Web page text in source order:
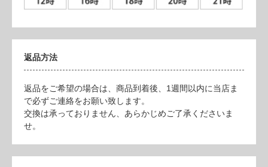
返品方法
返品をご希望の場合は、商品到着後、1週間以内に当店ま
で必ずご連絡をお願い致します。
交換は承っておりません、あらかじめご了承くださいま
せ。